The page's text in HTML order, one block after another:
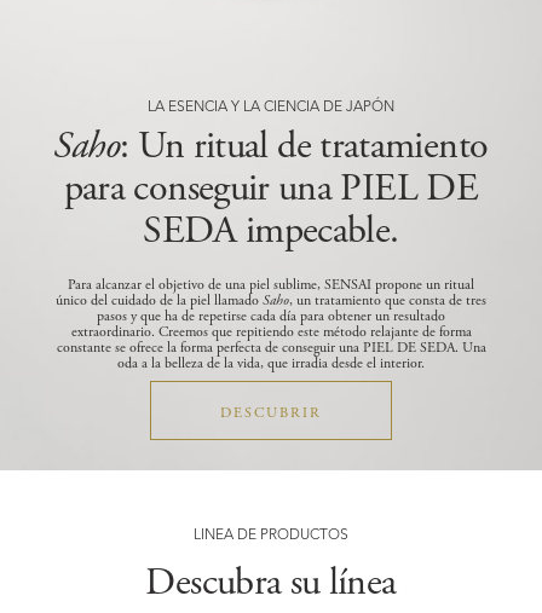
LA ESENCIA Y LA CIENCIA DE JAPÓN
Saho: Un ritual de tratamiento
para conseguir una PIEL DE
SEDA impecable.
Para alcanzar el objetivo de una piel sublime, SENSAI propone un ritual
único del cuidado de la piel llamado Saho, un tratamiento que consta de tres
pasos y que ha de repetirse cada día para obtener un resultado
extraordinario. Creemos que repitiendo este método relajante de forma
constante se ofrece la forma perfecta de conseguir una PIEL DE SEDA. Una
oda a la belleza de la vida, que irradia desde el interior.
DESCUBRIR
LÍNEA DE PRODUCTOS
Descubra su línea